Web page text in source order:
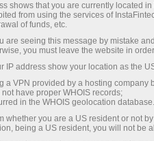
типу
та
shows that you are currently located
from using the services of
of funds, etc.
are seeing this message by mistake
you must leave the website in
IP address show your location as the
a VPN provided by a hosting company
have proper WHOIS records;
in the WHOIS geolocation database.
whether you are a US resident or not
being a US resident, you will not be